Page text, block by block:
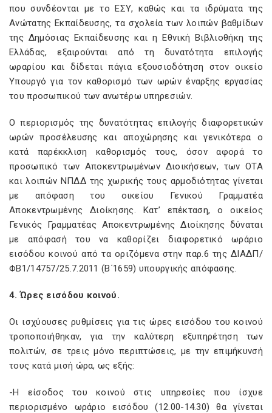
που συνδέονται με το ΕΣΥ, καθώς και τα ιδρύματα της
Ανώτατης Εκπαίδευσης, τα σχολεία των λοιπών βαθμίδων
της Δημόσιας Εκπαίδευσης και η Εθνική Βιβλιοθήκη της
Ελλάδας, εξαιρούνται από τη δυνατότητα επιλογής
ωραρίου και δίδεται πάγια εξουσιοδότηση στον οικείο
Υπουργό για τον καθορισμό των ωρών έναρξης εργασίας
του προσωπικού των ανωτέρω υπηρεσιών.
Ο περιορισμός της δυνατότητας επιλογής διαφορετικών
ωρών προσέλευσης και αποχώρησης και γενικότερα ο
κατά παρέκκλιση καθορισμός τους, όσον αφορά το
προσωπικό των Αποκεντρωμένων Διοικήσεων, των ΟΤΑ
και λοιπών ΝΠΔΔ της χωρικής τους αρμοδιότητας γίνεται
με απόφαση του οικείου Γενικού Γραμματέα
Αποκεντρωμένης Διοίκησης. Κατ’ επέκταση, ο οικείος
Γενικός Γραμματέας Αποκεντρωμένης Διοίκησης δύναται
με απόφασή του να καθορίζει διαφορετικό ωράριο
εισόδου κοινού από τα οριζόμενα στην παρ.6 της ΔΙΑΔΠ/
ΦΒ1/14757/25.7.2011 (Β΄1659) υπουργικής απόφασης.
4. Ώρες εισόδου κοινού.
Οι ισχύουσες ρυθμίσεις για τις ώρες εισόδου του κοινού
τροποποιήθηκαν, για την καλύτερη εξυπηρέτηση των
πολιτών, σε τρεις μόνο περιπτώσεις, με την επιμήκυνσή
τους κατά μισή ώρα, ως εξής:
-Η είσοδος του κοινού στις υπηρεσίες που ίσχυε
περιορισμένο ωράριο εισόδου (12.00-14.30) θα γίνεται